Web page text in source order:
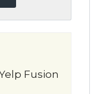
Fusion